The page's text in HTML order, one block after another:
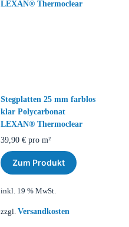
Stegplatten 25 mm farblos
klar Polycarbonat
LEXAN® Thermoclear
39,90 €pro m²
Zum Produkt
inkl. 19 % MwSt.
zzgl. Versandkosten